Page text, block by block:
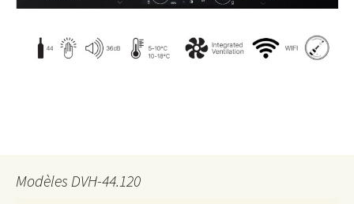
Modèles DVH-44.120